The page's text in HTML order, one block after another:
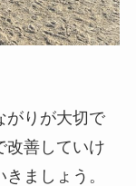
がりが大切で
改善していけ
ましょう。